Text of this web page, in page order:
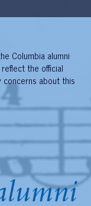
Columbia alumni
the official
about this